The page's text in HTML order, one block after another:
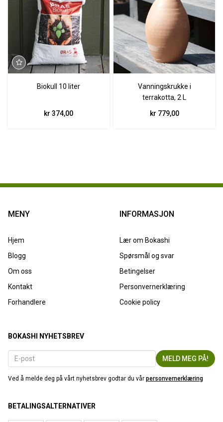
Biokull 10 liter
kr 374,00
Vanningskrukke i
terrakotta, 2 L
kr 779,00
MENY
Hjem
Blogg
Om oss
Kontakt
Forhandlere
INFORMASJON
Lær om Bokashi
Spørsmål og svar
Betingelser
Personvernerklæring
Cookie policy
BOKASHI NYHETSBREV
Ved å melde deg på vårt nyhetsbrev godtar du vår personvernerklæring
BETALINGSALTERNATIVER